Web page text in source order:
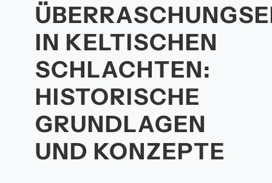
IN KELTISCHEN
SCHLACHTEN:
HISTORISCHE
GRUNDLAGEN
UND KONZEPTE